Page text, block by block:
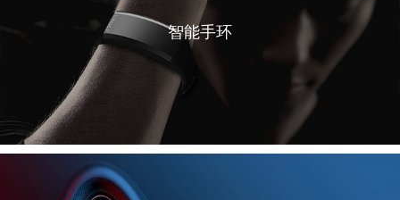
智能手环